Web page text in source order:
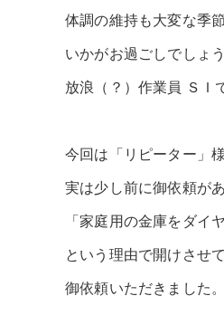
体調の維持も大変な季
いかがお過ごしでしょ
放浪（？）作業員 ＳＩ
今回は「リピーター」
実は少し前に御依頼があ
「家庭用の金庫をダイ
という理由で開けさせ
御依頼いただきました。